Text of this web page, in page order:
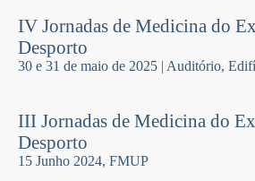
IV Jornadas de Medicina do
Desporto
30 e 31 de maio de 2025 | Auditório,
III Jornadas de Medicina do
Desporto
15 Junho 2024, FMUP